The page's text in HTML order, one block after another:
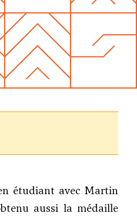
étudiant avec Martin
aussi la médaille